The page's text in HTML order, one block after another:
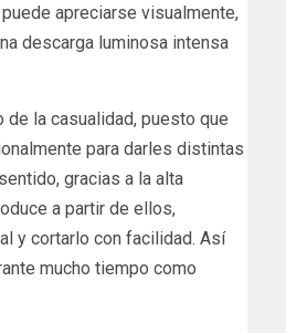
apreciarse visualmente,
descarga luminosa intensa
de la casualidad, puesto que
para darles distintas
gracias a la alta
a partir de ellos,
y cortarlo con facilidad. Así
mucho tiempo como